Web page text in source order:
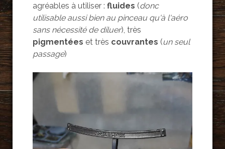
agréables à utiliser : fluides (donc
utilisable aussi bien au pinceau qu'à l'aéro
sans nécessité de diluer), très
pigmentées et très couvrantes (un seul
passage)